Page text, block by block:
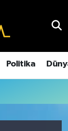
Politika
Fikstür